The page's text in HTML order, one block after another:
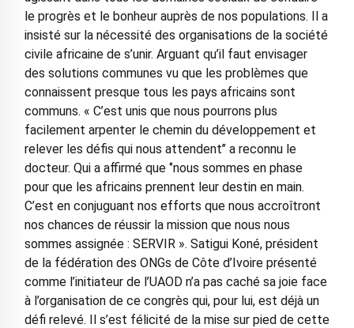
le progrès et le bonheur auprès de nos populations. Il a
insisté sur la nécessité des organisations de la société
civile africaine de s’unir. Arguant qu’il faut envisager
des solutions communes vu que les problèmes que
connaissent presque tous les pays africains sont
communs. « C’est unis que nous pourrons plus
facilement arpenter le chemin du développement et
relever les défis qui nous attendent’’ a reconnu le
docteur. Qui a affirmé que ‘’nous sommes en phase
pour que les africains prennent leur destin en main.
C’est en conjuguant nos efforts que nous accroîtront
nos chances de réussir la mission que nous nous
sommes assignée : SERVIR ». Satigui Koné, président
de la fédération des ONGs de Côte d’Ivoire présenté
comme l’initiateur de l’UAOD n’a pas caché sa joie face
à l’organisation de ce congrès qui, pour lui, est déjà un
défi relevé. Il s’est félicité de la mise sur pied de cette